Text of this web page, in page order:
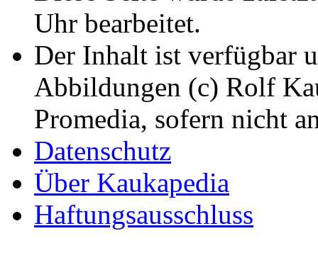
Uhr bearbeitet.
Der Inhalt ist verfügbar
Abbildungen (c) Rolf
Promedia, sofern nicht
Datenschutz
Über Kaukapedia
Haftungsausschluss